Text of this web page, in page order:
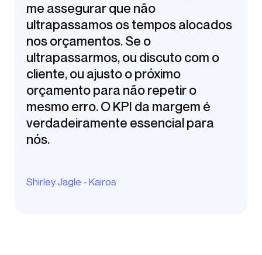
me assegurar que não
ultrapassamos os tempos alocados
nos orçamentos. Se o
ultrapassarmos, ou discuto com o
cliente, ou ajusto o próximo
orçamento para não repetir o
mesmo erro. O KPI da margem é
verdadeiramente essencial para
nós.
Shirley Jagle - Kairos